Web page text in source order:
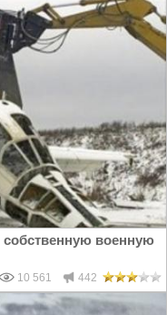
военную
10 561 442